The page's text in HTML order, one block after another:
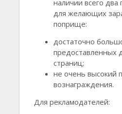
наличии всего
для желающих
поприще:
достаточно
предоставленных
страниц;
не очень высокий
вознаграждения.
Для рекламодателей: